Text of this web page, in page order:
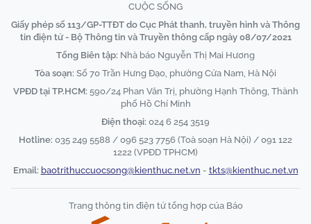
CUỘC SỐNG
Giấy phép số 113/GP-TTĐT do Cục Phát thanh, truyền hình và Thông
tin điện tử - Bộ Thông tin và Truyền thông cấp ngày 08/07/2021
Tổng Biên tập: Nhà báo Nguyễn Thị Mai Hương
Tòa soạn: Số 70 Trần Hưng Đạo, phường Cửa Nam, Hà Nội
VPĐD tại TP.HCM: 590/24 Phan Văn Trị, phường Hạnh Thông, Thành
phố Hồ Chí Minh
Điện thoại: 024 6 254 3519
Hotline: 035 249 5588 / 096 523 7756 (Toà soạn Hà Nội) / 091 122
1222 (VPĐD TPHCM)
Email: baotrithuccuocsong@kienthuc.net.vn - tkts@kienthuc.net.vn
Trang thông tin điện tử tổng hợp của Báo